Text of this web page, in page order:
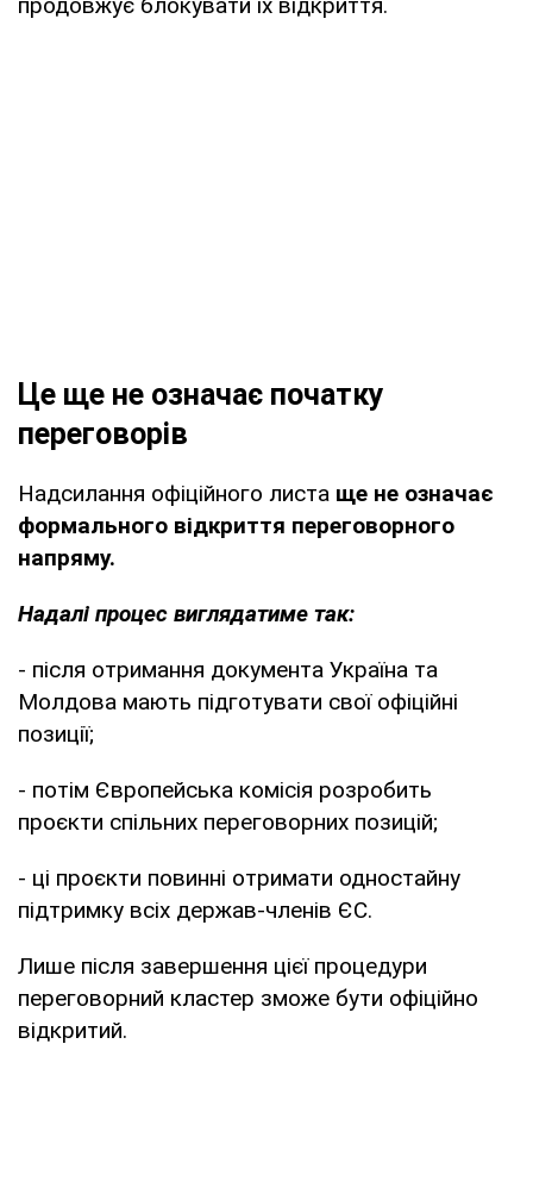
Це ще не означає початку
переговорів
Надсилання офіційного листа ще не означає
формального відкриття переговорного
напряму.
Надалі процес виглядатиме так:
- після отримання документа Україна та
Молдова мають підготувати свої офіційні
позиції;
- потім Європейська комісія розробить
проєкти спільних переговорних позицій;
- ці проєкти повинні отримати одностайну
підтримку всіх держав-членів ЄС.
Лише після завершення цієї процедури
переговорний кластер зможе бути офіційно
відкритий.